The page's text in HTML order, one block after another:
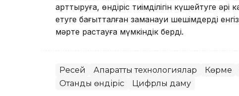
арттыруға, өндіріс тиімділігін күшейтуге
етуге бағытталған заманауи шешімдерді
мәрте растауға мүмкіндік берді.
Ресей Ақпараттық технологиялар Көрме
Отандық өндіріс
Цифрлық даму